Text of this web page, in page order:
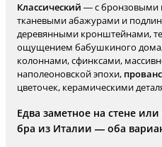
Классический — с бронзовыми
тканевыми абажурами и
деревянными кронштейнами,
ощущением бабушкиного
колоннами, сфинксами,
наполеоновской эпохи, прованс
цветочек, керамическими
Едва заметное на стене
бра из Италии — оба